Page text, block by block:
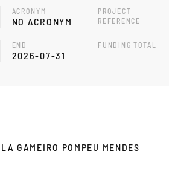
ACRONYM
NO ACRONYM
PROJECT
REFERENCE
END
2026-07-31
FUNDING TOTAL
GAMEIRO POMPEU MENDES